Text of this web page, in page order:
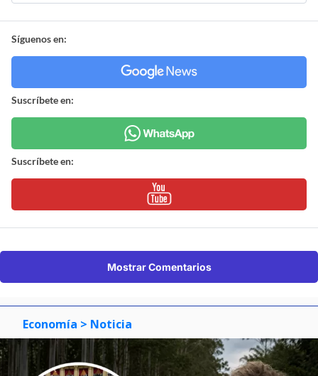
Síguenos en:
Suscríbete en:
Suscríbete en:
Mostrar Comentarios
Economía > Noticia